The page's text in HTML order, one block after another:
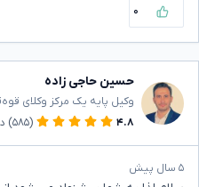
۰
حسین حاجی زاده
وکیل پایه یک مرکز وکلای
۴.۸
(۵۸۵)
۵ سال پیش